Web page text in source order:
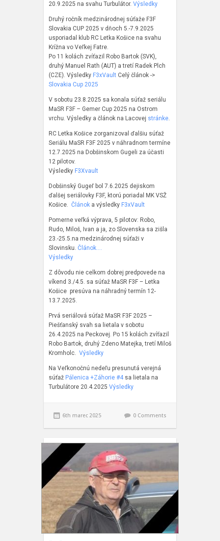
20.9.2025 na svahu Turbulátor. Výsledky
Druhý ročník medzinárodnej súťaže F3F
Slovakia CUP 2025 v dňoch 5.-7.9.2025
usporiadal klub RC Letka Košice na svahu
Krížna vo Veľkej Fatre.
Po 11 kolách zvíťazil Robo Bartok (SVK),
druhý Manuel Rath (AUT) a tretí Radek Plch
(CZE). Výsledky F3xVault Celý článok ->
Slovakia Cup 2025
V sobotu 23.8.2025 sa konala súťaž seriálu
MaSR F3F – Gemer Cup 2025 na Ostrom
vrchu. Výsledky a článok na Lacovej stránke.
RC Letka Košice zorganizoval ďalšiu súťaž
Seriálu MaSR F3F 2025 v náhradnom termíne
12.7.2025 na Dobšinskom Gugeli za účasti
12 pilotov.
Výsledky F3Xvault
Dobšinský Gugeľ bol 7.6.2025 dejiskom
ďalšej seriálovky F3F, ktorú poriadal MK VSŽ
Košice. Článok a výsledky F3xVault
Pomerne veľká výprava, 5 pilotov: Robo,
Rudo, Miloš, Ivan a ja, zo Slovenska sa zišla
23.-25.5.na medzinárodnej súťaži v
Slovinsku. Článok….
Výsledky
Z dôvodu nie celkom dobrej predpovede na
víkend 3./4.5. sa súťaž MaSR F3F – Letka
Košice presúva na náhradný termín 12-
13.7.2025.
Prvá seriálová súťaž MaSR F3F 2025 –
Piešťanský svah sa lietala v sobotu
26.4.2025 na Peckovej. Po 15 kolách zvíťazil
Robo Bartok, druhý Zdeno Matejka, tretí Miloš
Kromholc. Výsledky
Na Veľkonočnú nedeľu presunutá verejná
súťaž Pálenica +Záhorie #4 sa lietala na
Turbulátore 20.4.2025 Výsledky
6th marec 2025 0 Comments